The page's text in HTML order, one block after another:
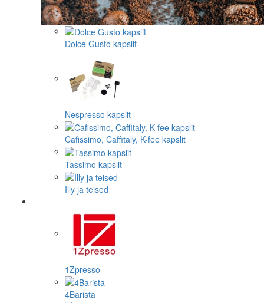
Dolce Gusto kapslit
Nespresso kapslit
Cafissimo, Caffitaly, K-fee kapslit
Tassimo kapslit
Illy ja teised
1Zpresso
4Barista